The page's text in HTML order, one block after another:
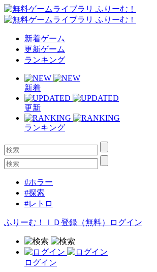
新着ゲーム
更新ゲーム
ランキング
新着
更新
ランキング
#ホラー
#探索
#レトロ
ふりーむ！ＩＤ登録（無料） ログイン
ログイン